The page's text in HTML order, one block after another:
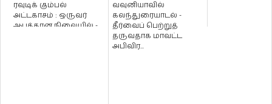
ரவுடிக் கும்பல்
அட்டகாசம் : ஒருவர்
ஆபத்தான நிலையில் -
வவுனியாவில்
கலந்துரையாடல் -
தீர்வைப் பெற்றுத்
தருவதாக மாவட்ட
அபிவிர...